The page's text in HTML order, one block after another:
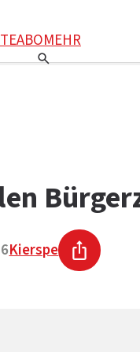
ABOMEHR
Kierspe